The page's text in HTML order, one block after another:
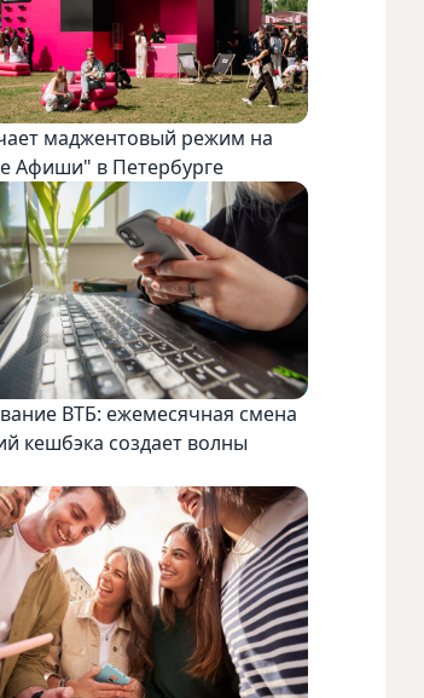
маджентовый режим на
Афиши" в Петербурге
ВТБ: ежемесячная смена
кешбэка создает волны